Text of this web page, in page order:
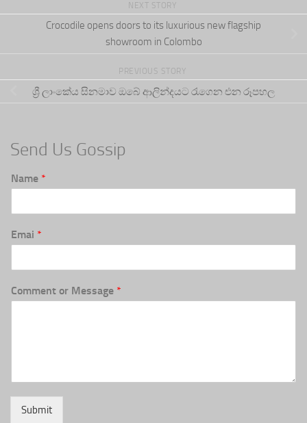
NEXT STORY
Crocodile opens doors to its luxurious new flagship
showroom in Colombo
PREVIOUS STORY
ශ්‍රී ලාංකේය සිනමාව ඔබේ ආලින්දයට රැගෙන එන රූපහල
Send Us Gossip
Name *
Emai *
Comment or Message *
Submit